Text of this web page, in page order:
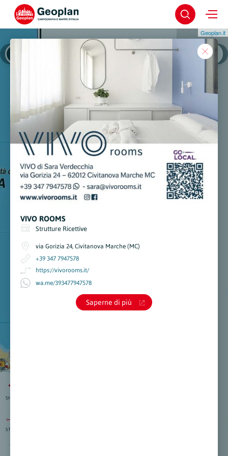
Geoplan.it
VIVO ROOMS
Strutture Ricettive
via Gorizia 24, Civitanova Marche (MC)
+39 347 7947578
https://vivorooms.it/
wa.me/393477947578
Saperne di più
SHARE
STRAD.
Civitanova Marche Civitanova Marche -